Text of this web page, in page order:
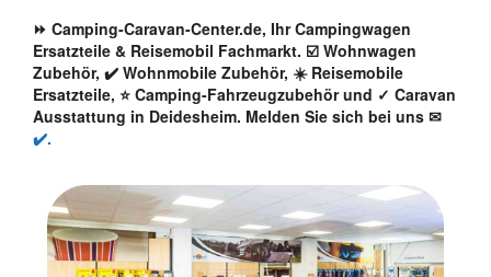
⏩ Camping-Caravan-Center.de, Ihr Campingwagen
Ersatzteile & Reisemobil Fachmarkt. ☑️ Wohnwagen
Zubehör, ✔️ Wohnmobile Zubehör, ☀️ Reisemobile
Ersatzteile, ⭐ Camping-Fahrzeugzubehör und ✓ Caravan
Ausstattung in Deidesheim. Melden Sie sich bei uns ✉
✔️.